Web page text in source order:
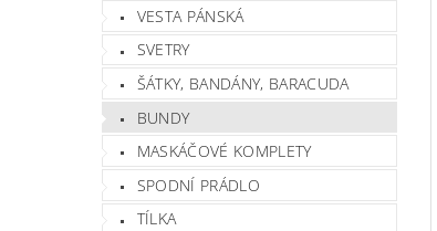
VESTA PÁNSKÁ
SVETRY
ŠÁTKY, BANDÁNY, BARACUDA
BUNDY
MASKÁČOVÉ KOMPLETY
SPODNÍ PRÁDLO
TÍLKA